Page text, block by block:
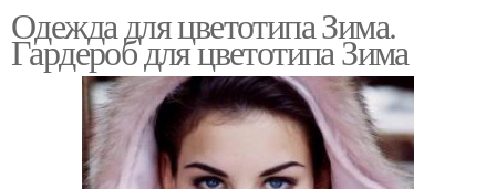
Одежда для цветотипа Зима.
Гардероб для цветотипа Зима